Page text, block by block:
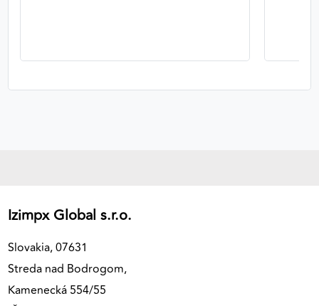
Izimpx Global s.r.o.
Slovakia, 07631
Streda nad Bodrogom,
Kamenecká 554/55